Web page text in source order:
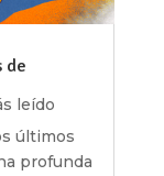
de
leído
últimos
profunda